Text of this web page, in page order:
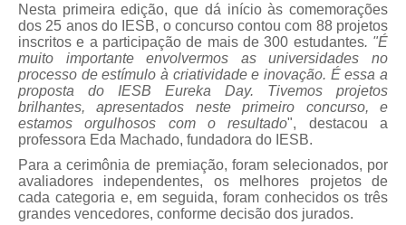
Nesta primeira edição, que dá início às comemorações
dos 25 anos do IESB, o concurso contou com 88 projetos
inscritos e a participação de mais de 300 estudantes. "É
muito importante envolvermos as universidades no
processo de estímulo à criatividade e inovação. É essa a
proposta do IESB Eureka Day. Tivemos projetos
brilhantes, apresentados neste primeiro concurso, e
estamos orgulhosos com o resultado", destacou a
professora Eda Machado, fundadora do IESB.
Para a cerimônia de premiação, foram selecionados, por
avaliadores independentes, os melhores projetos de
cada categoria e, em seguida, foram conhecidos os três
grandes vencedores, conforme decisão dos jurados.